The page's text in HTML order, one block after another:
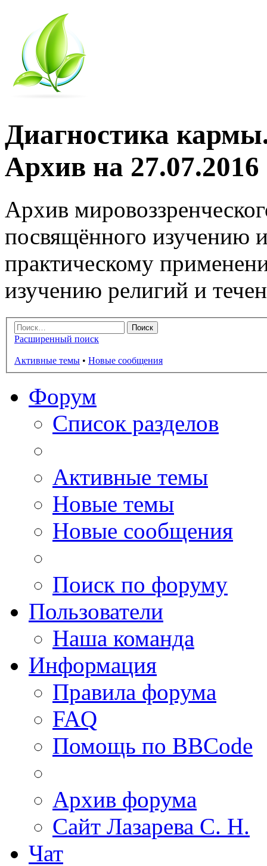
Диагностика
Архив на 27.07.2016
Архив
посвящённого изучению
практическому
изучению религий и
Расширенный поиск
Активные темы • Новые сообщения
Форум
Список разделов
Активные темы
Новые темы
Новые сообщения
Поиск по форуму
Пользователи
Наша команда
Информация
Правила форума
FAQ
Помощь по BBCode
Архив форума
Сайт Лазарева С. Н.
Чат